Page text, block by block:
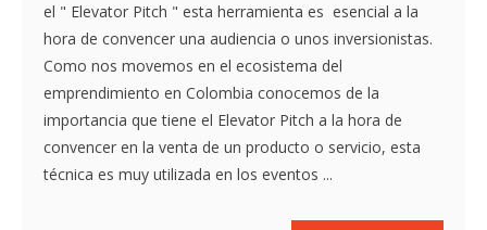
el " Elevator Pitch " esta herramienta es esencial a la
hora de convencer una audiencia o unos inversionistas.
Como nos movemos en el ecosistema del
emprendimiento en Colombia conocemos de la
importancia que tiene el Elevator Pitch a la hora de
convencer en la venta de un producto o servicio, esta
técnica es muy utilizada en los eventos ...